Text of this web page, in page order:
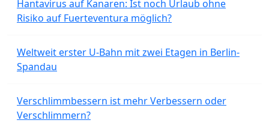
Hantavirus auf Kanaren: Ist noch Urlaub ohne
Risiko auf Fuerteventura möglich?
Weltweit erster U-Bahn mit zwei Etagen in Berlin-
Spandau
Verschlimmbessern ist mehr Verbessern oder
Verschlimmern?